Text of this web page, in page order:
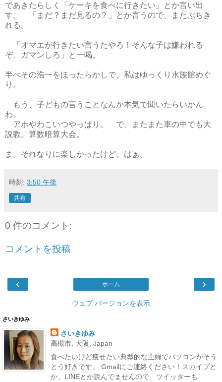
であきたらしく「ケーキを食べに行きたい」とか言い出
す。 「まだ？まだ見るの？」とか言うので、またぶちき
れる。
「オマエが行きたい言うたやろ！そんな子は嫌われる
ぞ。ガマンしろ」と一喝。
半べその浩一をほったらかしで、私はゆっくり水族館めぐ
り。
もう、子どもの言うことなんか本気で聞いたらいかん
わ。
アホやわこいつやっぱり。 で、またまた車の中でも大
説教。算数暗算大会。
ま。それなりに楽しかったけど。はぁ。
時刻: 3:50 午後
共有
0 件のコメント:
コメントを投稿
‹ ›
ホーム
ウェブ バージョンを表示
さいきゆみ
さいきゆみ
高槻市, 大阪, Japan
食べたいけど痩せたい典型的な主婦でパソコンがそう
とう好きです。 Gmailにご連絡ください！スカイプと
か、LINEとか読んでませんので、ツイッターも